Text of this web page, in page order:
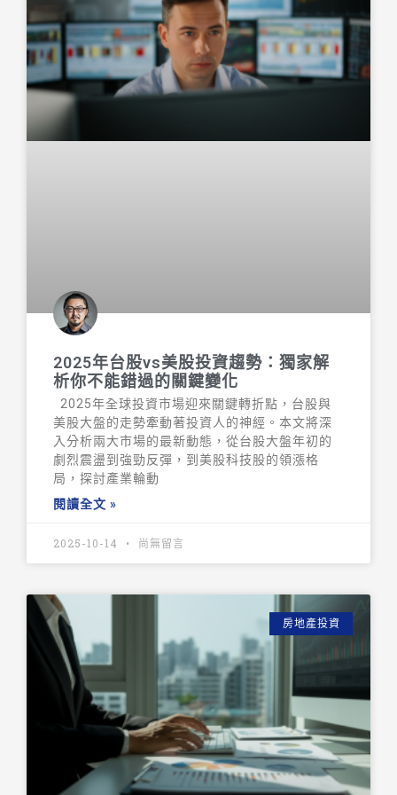
2025年台股vs美股投資趨勢：獨家解
析你不能錯過的關鍵變化
2025年全球投資市場迎來關鍵轉折點，台股與
美股大盤的走勢牽動著投資人的神經。本文將深
入分析兩大市場的最新動態，從台股大盤年初的
劇烈震盪到強勁反彈，到美股科技股的領漲格
局，探討產業輪動
閱讀全文 »
2025-10-14 尚無留言
房地產投資